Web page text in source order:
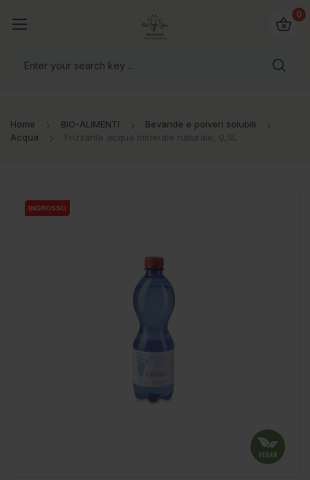
mondo!
0
Home BIO-ALIMENTI
Bevande e polveri solubili
Acqua
Frizzante acqua minerale naturale, 0,5L
INGROSSO
INGROSSO